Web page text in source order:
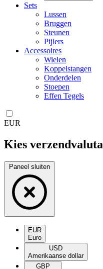
Sets
Lussen
Bruggen
Steunen
Pijlers
Accessoires
Wielen
Koppelstangen
Onderdelen
Stoepen
Effen Tegels
EUR
Kies verzendvaluta
Paneel sluiten
EUR
Euro
USD
Amerikaanse dollar
GBP